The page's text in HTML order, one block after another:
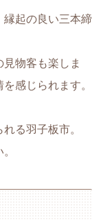
縁起の良い三本締
物客も楽しま
感じられます。
る羽子板市。